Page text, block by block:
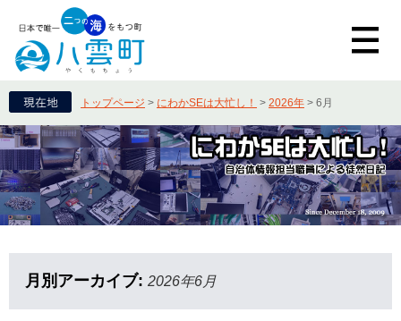
トップページ > にわかSEは大忙し！ > 2026年 > 6月
月別アーカイブ: 2026年6月